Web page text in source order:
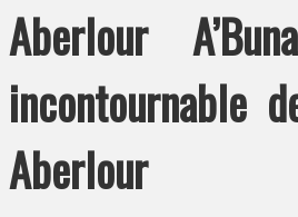
Aberlour
incontournable
Aberlour